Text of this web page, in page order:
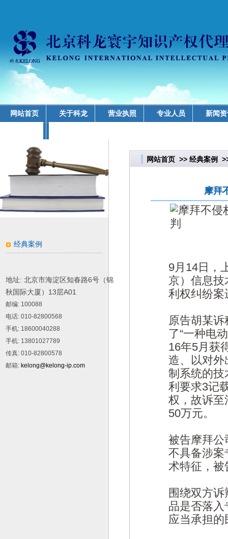
网站首页 关于科龙 营业执照 专业人员 新闻
经典案例
地址: 北京市海淀区知春路6号（锦
秋国际大厦）13层A01
邮编: 100088
电话: 010-82800568
手机: 18600040288
手机: 13801027789
传真: 010-82800578
邮箱: kelong@kelong-ip.com
网站首页 >> 经典案例
摩拜
9月14日，
京）信息
利权纠纷案
原告胡某
了“一种电
16年5月获
造、以对外
制系统的技
利要求3记
权，故诉至
50万元。
被告摩拜公
不具备涉案
术特征，被
围绕双方
品是否落
应当承担